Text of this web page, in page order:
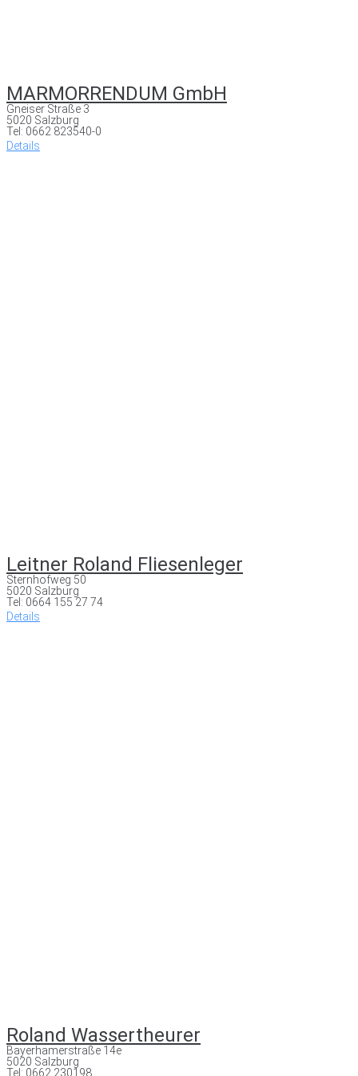
MARMORRENDUM GmbH
Gneiser Straße 3
5020 Salzburg
Tel: 0662 823540-0
Details
Leitner Roland Fliesenleger
Sternhofweg 50
5020 Salzburg
Tel: 0664 155 27 74
Details
Roland Wassertheurer
Bayerhamerstraße 14e
5020 Salzburg
Tel: 0662 230198